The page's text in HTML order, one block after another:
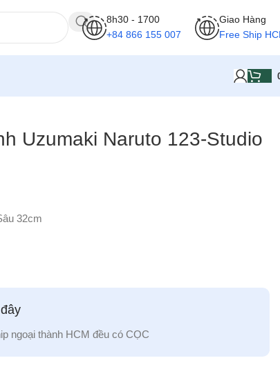
8h30 - 1700
+84 866 155 007
Giao Hàng
Free Ship
Uzumaki Naruto 123-Studio
32cm
ngoại thành HCM đều có CỌC